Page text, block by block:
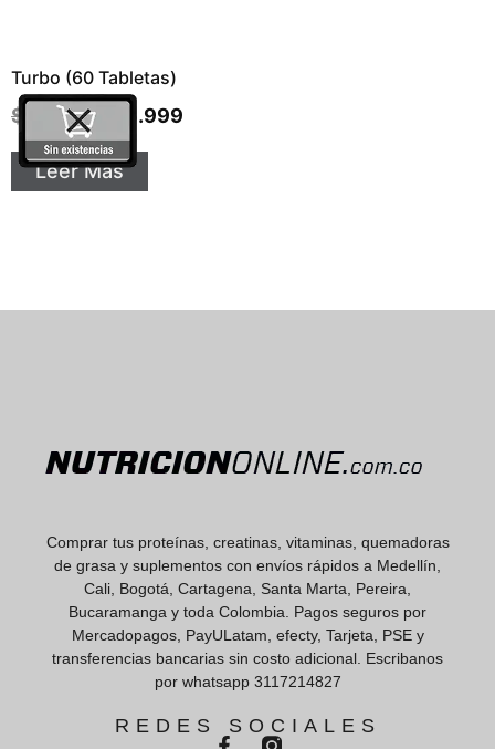
Turbo (60 Tabletas)
$ 72.000 65.999
Leer Más
Comprar tus proteínas, creatinas, vitaminas, quemadoras
de grasa y suplementos con envíos rápidos a Medellín,
Cali, Bogotá, Cartagena, Santa Marta, Pereira,
Bucaramanga y toda Colombia. Pagos seguros por
Mercadopagos, PayULatam, efecty, Tarjeta, PSE y
transferencias bancarias sin costo adicional. Escribanos
por whatsapp 3117214827
REDES SOCIALES